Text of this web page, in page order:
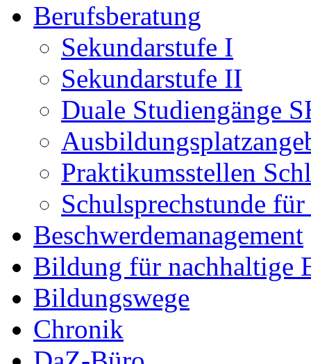
Berufsberatung
Sekundarstufe I
Sekundarstufe II
Duale Studiengänge
Praktikumsstellen
Schulsprechstunde
Beschwerdemanagement
Bildung für nachhaltige
Bildungswege
Chronik